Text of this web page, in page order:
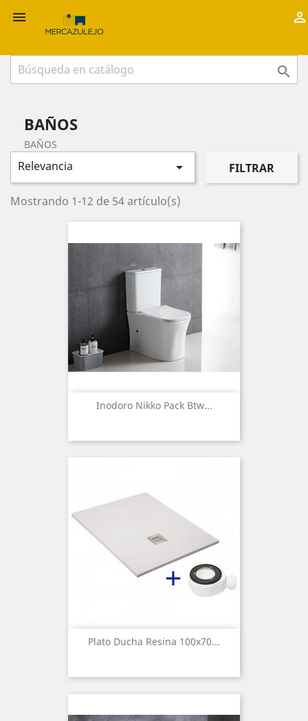
 

BAÑOS
BAÑOS
Relevancia  FILTRAR
Mostrando 1-12 de 54 artículo(s)
Inodoro Nikko Pack Btw...
Plato Ducha Resina 100x70...